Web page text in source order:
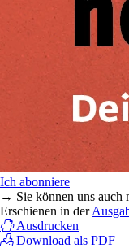
Ich abonniere
→ Sie können uns auch
Erschienen in der
Ausdrucken
Download als PDF